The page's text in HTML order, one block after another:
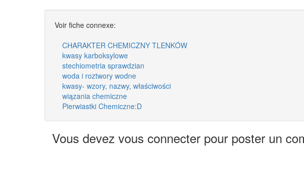
Voir fiche connexe:
CHARAKTER CHEMICZNY TLENKÓW
kwasy karboksylowe
stechiometria sprawdzian
woda i roztwory wodne
kwasy- wzory, nazwy, właściwości
wiązania chemiczne
Pierwiastki Chemiczne:D
Vous devez vous connecter pour poster un